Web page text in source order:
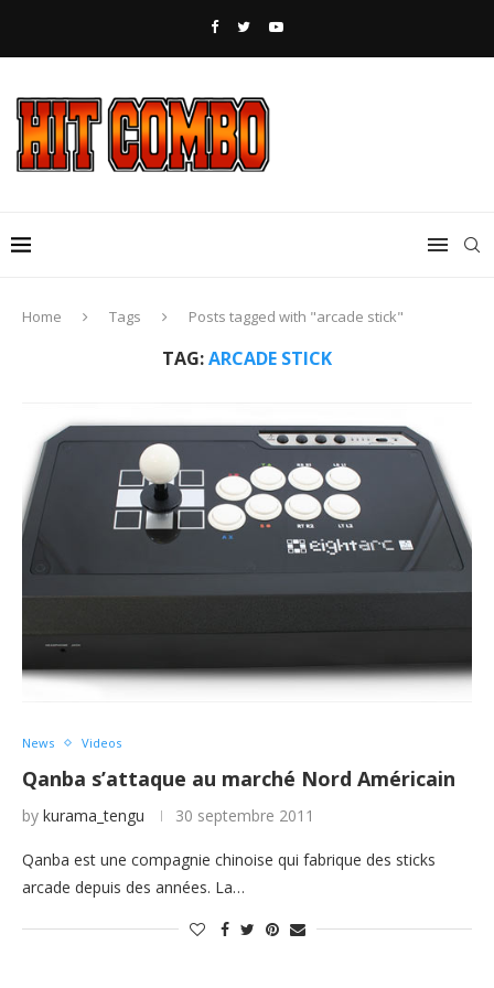
Home Tags Posts tagged with "arcade stick"
TAG:ARCADE STICK
News Videos
Qanba s’attaque au marché Nord Américain
by kurama_tengu 30 septembre 2011
Qanba est une compagnie chinoise qui fabrique des sticks
arcade depuis des années. La…